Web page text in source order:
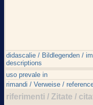
didascalie / Bildlegenden /
descriptions
uso prevale in
rimandi / Verweise /
riferimenti / Zitate /